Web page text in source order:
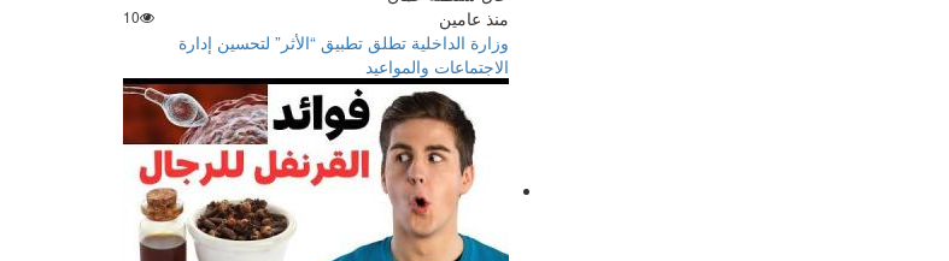
منذ عامين
10
وزارة الداخلية تطلق تطبيق “الأثر” لتحسين إدارة
الاجتماعات والمواعيد